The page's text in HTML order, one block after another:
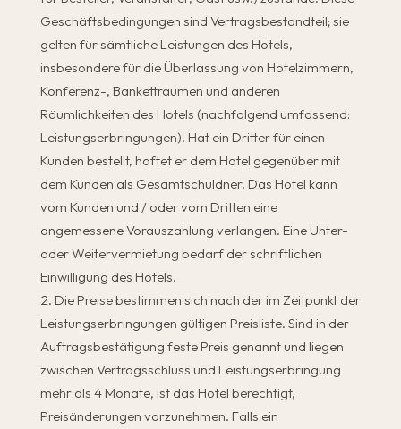
Geschäftsbedingungen sind Vertragsbestandteil; sie
gelten für sämtliche Leistungen des Hotels,
insbesondere für die Überlassung von Hotelzimmern,
Konferenz-, Banketträumen und anderen
Räumlichkeiten des Hotels (nachfolgend umfassend:
Leistungserbringungen). Hat ein Dritter für einen
Kunden bestellt, haftet er dem Hotel gegenüber mit
dem Kunden als Gesamtschuldner. Das Hotel kann
vom Kunden und / oder vom Dritten eine
angemessene Vorauszahlung verlangen. Eine Unter-
oder Weitervermietung bedarf der schriftlichen
Einwilligung des Hotels.
Die Preise bestimmen sich nach der im Zeitpunkt der
Leistungserbringungen gültigen Preisliste. Sind in der
Auftragsbestätigung feste Preis genannt und liegen
zwischen Vertragsschluss und Leistungserbringung
mehr als 4 Monate, ist das Hotel berechtigt,
Preisänderungen vorzunehmen. Falls ein